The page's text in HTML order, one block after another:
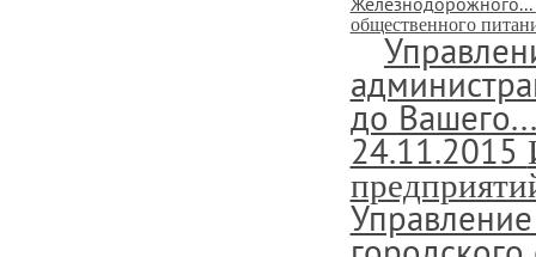
общественного
до Вашего...
24.11.2015